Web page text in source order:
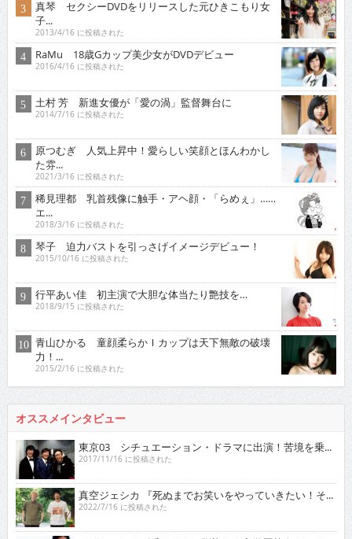
土村 芳 新進女優が「愛の渦」監督舞台に
2014/7/16 に投稿された
原つむぎ 人気上昇中！愛らしい笑顔とほんわかし
た雰...
稀見理都 乳首残像に触手・アヘ顔・「らめぇ」……
エ...
琴子 迫力バストを引っさげイメージデビュー！
2015/10/16 に投稿された
行平あい佳 初主演で大胆な体当たり艶技を…
2018/9/15 に投稿された
青山ひかる 童顔柔らかＩカップは天下無敵の破壊
力！...
東京03 シチュエーション・ドラマに出演！苦境を乗...
2017/11/16 に投稿された
真空ジェシカ 『死ぬまでお笑いをやっていきたい！そ...
2022/7/16 に投稿された
ロザン クイズ番組でもお馴染み！高学歴芸人として
ブ...
有野晋哉 ゲーム・アニメ・漫画・アイドルに精通！
単...